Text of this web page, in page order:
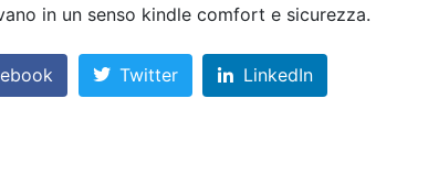
in un senso kindle comfort e sicurezza.
Twitter LinkedIn